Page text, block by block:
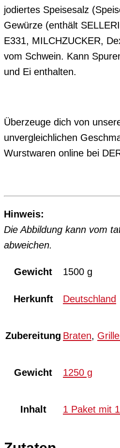
jodiertes Speisesalz
Gewürze (enthält
E331, MILCHZUCKER,
vom Schwein. Kann
und Ei enthalten.
Überzeuge dich von
unvergleichlichen
Wurstwaren online bei
Hinweis:
Die Abbildung kann vom
abweichen.
Gewicht 1500 g
Herkunft Deutschland
Zubereitung Braten,
Gewicht 1250 g
Inhalt 1 Paket mit